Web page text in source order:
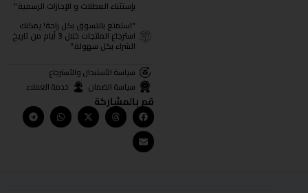
بإستثناء العطلات و الإجازات الرسمية."
"استمتع بالتسوق بكل راحة! يمكنك
استرجاع المنتجات خلال 3 أيام من تاريخ
الشراء بكل سهولة."
سياسة الأستبدال والأسترجاع
سياسة الضمان
خدمة العملاء
قم بالمشاركة